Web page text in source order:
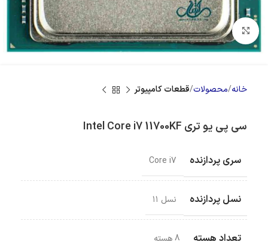
بزرگنمایی تصویر
خانه محصولات قطعات کامپیوتر
سی پی یو تری Intel Core i7 11700KF
سری پردازنده Core i7
نسل پردازنده نسل ۱۱
تعداد هسته 8 هسته